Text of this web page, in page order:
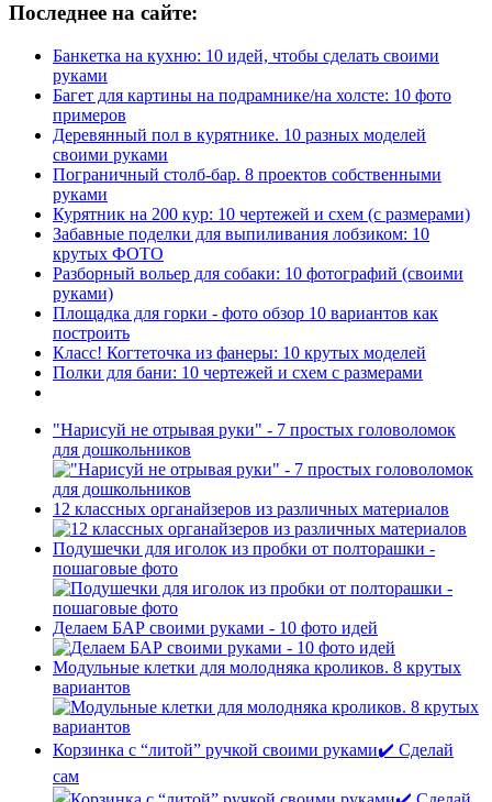
Последнее на сайте:
Банкетка на кухню: 10 идей, чтобы сделать своими
руками
Багет для картины на подрамнике/на холсте: 10 фото
примеров
Деревянный пол в курятнике. 10 разных моделей
своими руками
Пограничный столб-бар. 8 проектов собственными
руками
Курятник на 200 кур: 10 чертежей и схем (с размерами)
Забавные поделки для выпиливания лобзиком: 10
крутых ФОТО
Разборный вольер для собаки: 10 фотографий (своими
руками)
Площадка для горки - фото обзор 10 вариантов как
построить
Класс! Когтеточка из фанеры: 10 крутых моделей
Полки для бани: 10 чертежей и схем с размерами
"Нарисуй не отрывая руки" - 7 простых головоломок
для дошкольников
12 классных органайзеров из различных материалов
Подушечки для иголок из пробки от полторашки -
пошаговые фото
Делаем БАР своими руками - 10 фото идей
Модульные клетки для молодняка кроликов. 8 крутых
вариантов
Корзинка с “литой” ручкой своими руками✔️ Сделай
сам